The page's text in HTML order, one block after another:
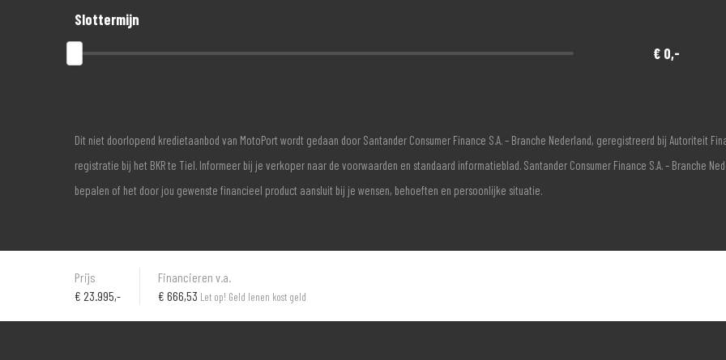
Slottermijn
€ 0,-
Dit niet doorlopend kredietaanbod van MotoPort wordt gedaan door Santander Consumer Finance S.A. – Branche Nederland, geregistreerd bij Autoriteit
registratie bij het BKR te Tiel. Informeer bij je verkoper naar de voorwaarden en standaard informatieblad. Santander Consumer Finance S.A. – Branche
bepalen of het door jou gewenste financieel product aansluit bij je wensen, behoeften en persoonlijke situatie.
Prijs
€ 23.995,-
Financieren v.a.
€ 666,53 Let op! Geld lenen kost geld